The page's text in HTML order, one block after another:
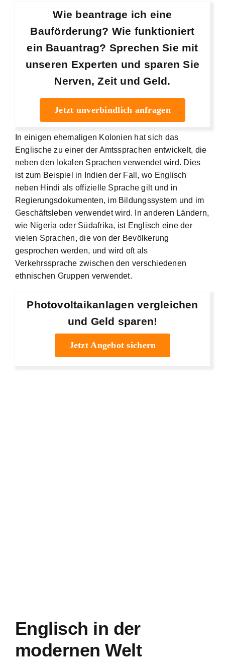
Wie beantrage ich eine
Bauförderung? Wie funktioniert
ein Bauantrag? Sprechen Sie mit
unseren Experten und sparen Sie
Nerven, Zeit und Geld.
Jetzt unverbindlich anfragen
In einigen ehemaligen Kolonien hat sich das
Englische zu einer der Amtssprachen entwickelt, die
neben den lokalen Sprachen verwendet wird. Dies
ist zum Beispiel in Indien der Fall, wo Englisch
neben Hindi als offizielle Sprache gilt und in
Regierungsdokumenten, im Bildungssystem und im
Geschäftsleben verwendet wird. In anderen Ländern,
wie Nigeria oder Südafrika, ist Englisch eine der
vielen Sprachen, die von der Bevölkerung
gesprochen werden, und wird oft als
Verkehrssprache zwischen den verschiedenen
ethnischen Gruppen verwendet.
Photovoltaikanlagen vergleichen
und Geld sparen!
Jetzt Angebot sichern
Englisch in der
modernen Welt